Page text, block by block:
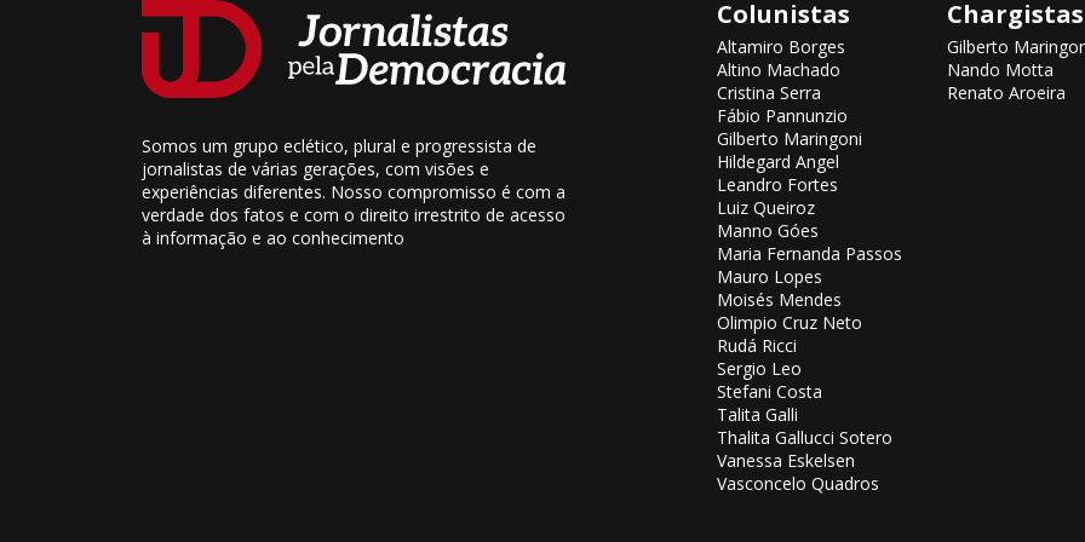
Somos um grupo eclético, plural e progressista de
jornalistas de várias gerações, com visões e
experiências diferentes. Nosso compromisso é com a
verdade dos fatos e com o direito irrestrito de acesso
à informação e ao conhecimento
Colunistas
Altamiro Borges
Altino Machado
Cristina Serra
Fábio Pannunzio
Gilberto Maringoni
Hildegard Angel
Leandro Fortes
Luiz Queiroz
Manno Góes
Maria Fernanda Passos
Mauro Lopes
Moisés Mendes
Olimpio Cruz Neto
Rudá Ricci
Sergio Leo
Stefani Costa
Talita Galli
Thalita Gallucci Sotero
Vanessa Eskelsen
Vasconcelo Quadros
Chargistas
Gilberto
Nando Motta
Renato Aroeira